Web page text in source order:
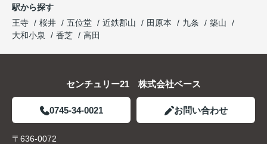
駅から探す
王寺
桜井 五位堂 近鉄郡山 田原本 九条
築山
大和小泉
香芝 高田
センチュリー21 株式会社ベース
0745-34-0021 お問い合わせ
〒636-0072